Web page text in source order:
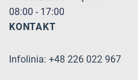
08:00 - 17:00
KONTAKT
Infolinia: +48 226 022 967